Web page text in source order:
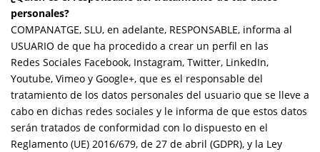
personales?
COMPANATGE, SLU, en adelante, RESPONSABLE, informa al
USUARIO de que ha procedido a crear un perfil en las
Redes Sociales Facebook, Instagram, Twitter, LinkedIn,
Youtube, Vimeo y Google+, que es el responsable del
tratamiento de los datos personales del usuario que se lleve a
cabo en dichas redes sociales y le informa de que estos datos
serán tratados de conformidad con lo dispuesto en el
Reglamento (UE) 2016/679, de 27 de abril (GDPR), y la Ley